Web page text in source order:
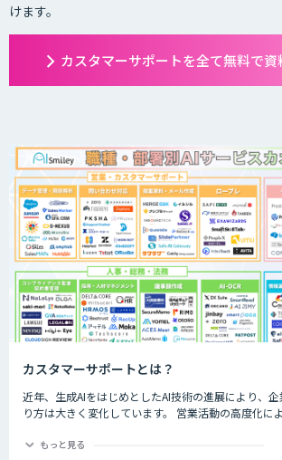
けます。
カスタマーサポートを全て無料で資
カスタマーサポートとは？
近年、生成AIをはじめとしたAI技術の進展により、
り方は大きく変化しています。 営業活動の高度化に
ビスや、チャットボットによる問い合わせ対応の自動
もっと見る